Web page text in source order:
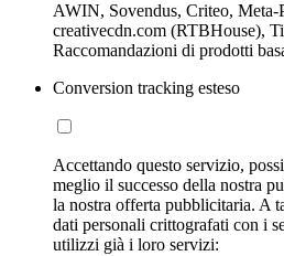
AWIN, Sovendus, Criteo,
creativecdn.com (RTBHouse),
Raccomandazioni di prodotti
Conversion tracking esteso
Accettando questo servizio,
meglio il successo della nostra
la nostra offerta pubblicitaria. A
dati personali crittografati con i
utilizzi già i loro servizi: